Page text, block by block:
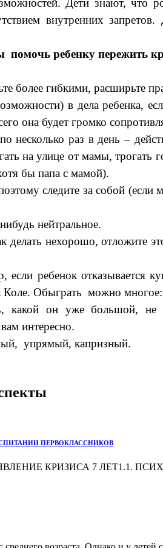
Дети знают, что
внутренних
помочь ребенку пережить
более гибкими, расширьте
в дела ребенка,
она будет громко
раз в день –
на улице от мамы,
бы папа с мамой).
следите за собой
нейтральное.
делать нехорошо,
ребенок отказывается
Обыграть можно
какой он уже большой,
интересно.
упрямый, капризный.
ПЕРВОКЛАССНИКОВ
КРИЗИСА 7 ЛЕТ1.1.